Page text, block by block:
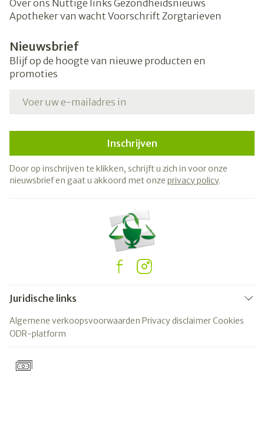
Over ons Nuttige links Gezondheidsnieuws
Apotheker van wacht Voorschrift Zorgtarieven
Nieuwsbrief
Blijf op de hoogte van nieuwe producten en
promoties
Inschrijven
Door op inschrijven te klikken, schrijft u zich in voor onze
nieuwsbrief en gaat u akkoord met onze privacy policy.
Juridische links
Algemene verkoopsvoorwaarden Privacy disclaimerCookies
ODR-platform